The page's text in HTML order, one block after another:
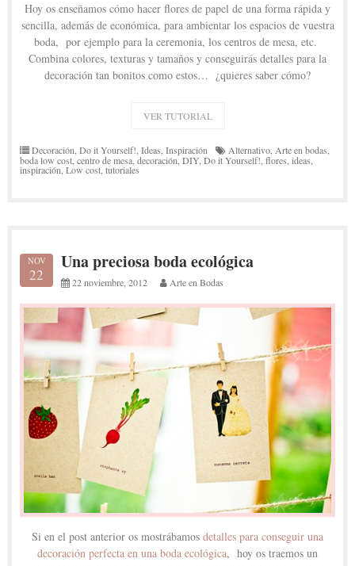
Hoy os enseñamos cómo hacer flores de papel de una forma rápida y
sencilla, además de económica, para ambientar los espacios de vuestra
boda, por ejemplo para la ceremonia, los centros de mesa, etc.
Combina colores, texturas y tamaños y conseguirás detalles para la
decoración tan bonitos como estos… ¿quieres saber cómo?
VER TUTORIAL
Decoración Do it Yourself! Ideas Inspiración Alternativo Arte en bodas
boda low cost centro de mesa decoración,DIY Do it Yourself! flores ideas
inspiración Low cost tutoriales
NOV
22
Una preciosa boda ecológica
22 noviembre, 2012 Arte en Bodas
Si en el post anterior os mostrábamos detalles para conseguir una
decoración perfecta en una boda ecológica, hoy os traemos un